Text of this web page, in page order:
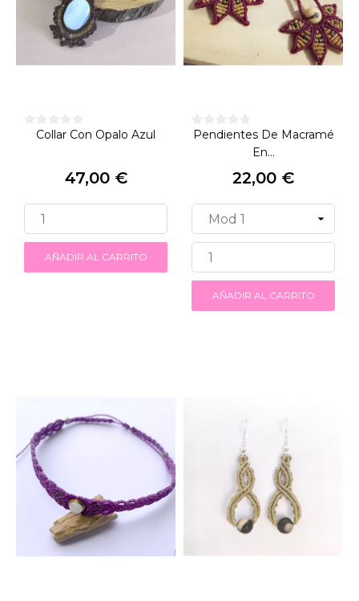
Collar Con Opalo Azul
47,00 €
AÑADIR AL CARRITO
Pendientes De Macramé
En...
22,00 €
AÑADIR AL CARRITO